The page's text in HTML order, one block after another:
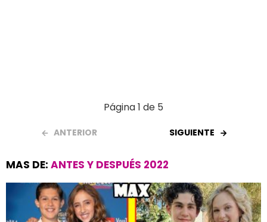
Página 1 de 5
ANTERIOR SIGUIENTE
MAS DE: ANTES Y DESPUÉS 2022